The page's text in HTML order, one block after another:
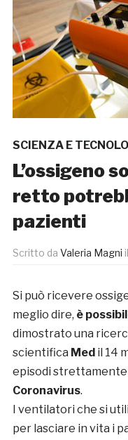
SCIENZA E
L’ossigeno
retto
pazienti
Scritto da Valeria Magni il
Si può ricevere
meglio dire, è
dimostrato una
scientifica Med il 14
episodi strettamente
Coronavirus.
I ventilatori che si
per lasciare in vita i